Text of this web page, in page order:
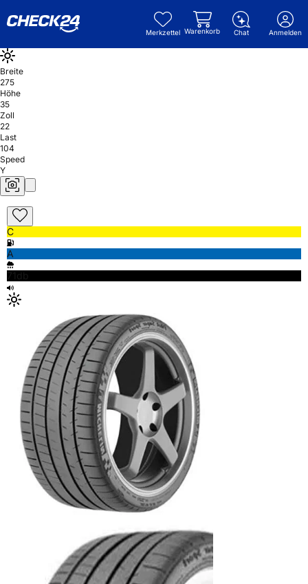
Merkzettel Warenkorb Chat Anmelden
Breite
275
Höhe
35
Zoll
22
Last
104
Speed
Y
C
A
71db